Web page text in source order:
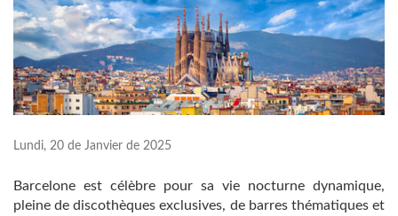
Lundi, 20 de Janvier de 2025
Barcelone est célèbre pour sa vie nocturne dynamique,
pleine de discothèques exclusives, de barres thématiques et